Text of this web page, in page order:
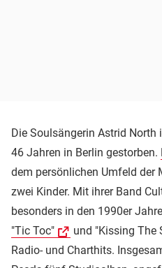
Die Soulsängerin Astrid
46 Jahren in Berlin gestorben.
dem persönlichen Umfeld der
zwei Kinder. Mit ihrer Band
besonders in den 1990er
"Tic Toc"
und "Kissing The
Radio- und Charthits.